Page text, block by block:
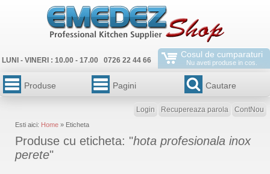
LUNI - VINERI : 10.00 - 17.00 0726 22 44 66
Cosul de cumparaturi
Nu aveti produse in cos.
Produse Pagini Cautare
Login Recupereaza parola ContNou
Esti aici: Home » Eticheta
Produse cu eticheta: "hota profesionala inox
perete"